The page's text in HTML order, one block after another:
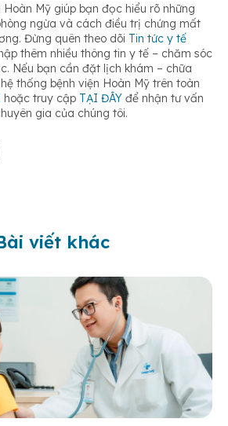
Mỹ giúp bạn đọc hiểu rõ những
ngừa và cách điều trị chứng mất
Đừng quên theo dõi Tin tức y tế
thêm nhiều thông tin y tế – chăm sóc
Nếu bạn cần đặt lịch khám – chữa
thống bệnh viện Hoàn Mỹ trên toàn
hoặc truy cập TẠI ĐÂY để nhận tư vấn
gia của chúng tôi.
viết khác